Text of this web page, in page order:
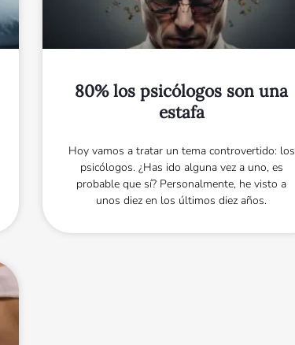
80% los psicólogos son una
estafa
Hoy vamos a tratar un tema controvertido: los
psicólogos. ¿Has ido alguna vez a uno, es
probable que sí? Personalmente, he visto a
unos diez en los últimos diez años.